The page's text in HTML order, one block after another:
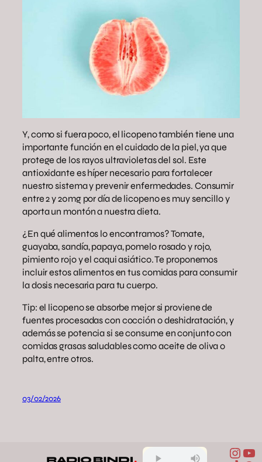
Y, como si fuera poco, el licopeno también tiene una
importante función en el cuidado de la piel, ya que
protege de los rayos ultravioletas del sol. Este
antioxidante es híper necesario para fortalecer
nuestro sistema y prevenir enfermedades. Consumir
entre 2 y 20mg por día de licopeno es muy sencillo y
aporta un montón a nuestra dieta.
¿En qué alimentos lo encontramos? Tomate,
guayaba, sandía, papaya, pomelo rosado y rojo,
pimiento rojo y el caqui asiático. Te proponemos
incluir estos alimentos en tus comidas para consumir
la dosis necesaria para tu cuerpo.
Tip: el licopeno se absorbe mejor si proviene de
fuentes procesadas con cocción o deshidratación, y
además se potencia si se consume en conjunto con
comidas grasas saludables como aceite de oliva o
palta, entre otros.
03/02/2026